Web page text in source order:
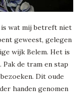
is wat mij betreft niet
geweest, gelegen
wijk Belem. Het is
Pak de tram en stap
Dit oude
handen genomen